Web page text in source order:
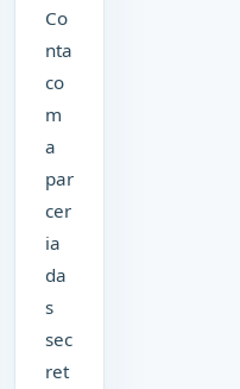
Co
nta
co
m
a
par
cer
ia
da
s
sec
ret